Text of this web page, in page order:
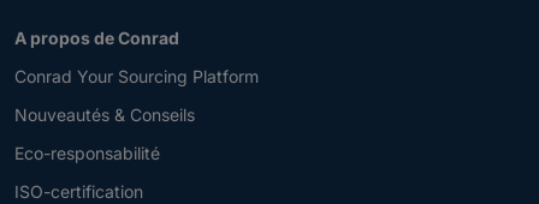
A propos de Conrad
Conrad Your Sourcing Platform
Nouveautés & Conseils
Eco-responsabilité
ISO-certification